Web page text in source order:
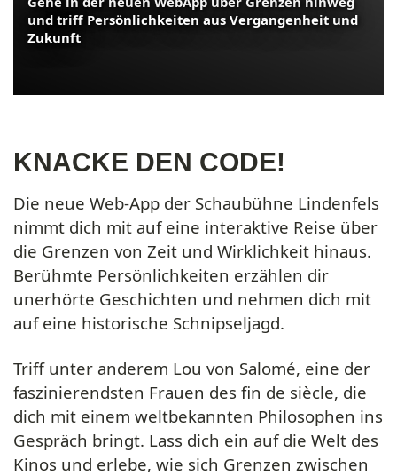
und triff Persönlichkeiten aus Vergangenheit und
Zukunft
KNACKE DEN CODE!
Die neue Web-App der Schaubühne Lindenfels
nimmt dich mit auf eine interaktive Reise über
die Grenzen von Zeit und Wirklichkeit hinaus.
Berühmte Persönlichkeiten erzählen dir
unerhörte Geschichten und nehmen dich mit
auf eine historische Schnipseljagd.
Triff unter anderem Lou von Salomé, eine der
faszinierendsten Frauen des fin de siècle, die
dich mit einem weltbekannten Philosophen ins
Gespräch bringt. Lass dich ein auf die Welt des
Kinos und erlebe, wie sich Grenzen zwischen